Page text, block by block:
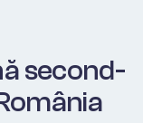
second-